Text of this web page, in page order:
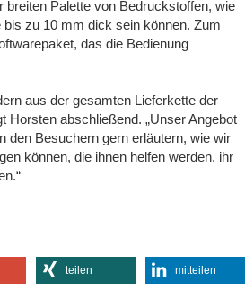
breiten Palette von Bedruckstoffen, wie
bis zu 10 mm dick sein können. Zum
das die Bedienung
aus der gesamten Lieferkette der
Horsten abschließend. „Unser Angebot
den Besuchern gern erläutern, wie wir
können, die ihnen helfen werden, ihr
teilen mitteilen